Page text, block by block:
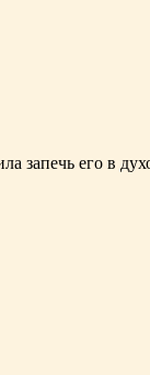
запечь его в